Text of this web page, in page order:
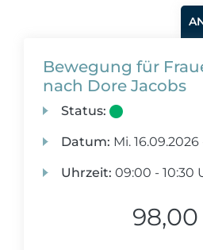
Bewegung für
nach Dore Jacobs
Status:
Datum: Mi. 16.09.2026
Uhrzeit: 09:00 - 10:30